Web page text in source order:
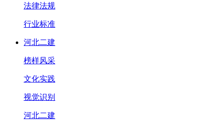
法律法规
行业标准
河北二建
榜样风采
文化实践
视觉识别
河北二建